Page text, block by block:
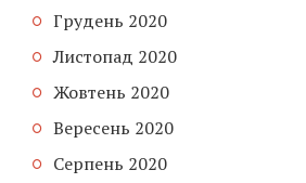
Грудень 2020
Листопад 2020
Жовтень 2020
Вересень 2020
Серпень 2020